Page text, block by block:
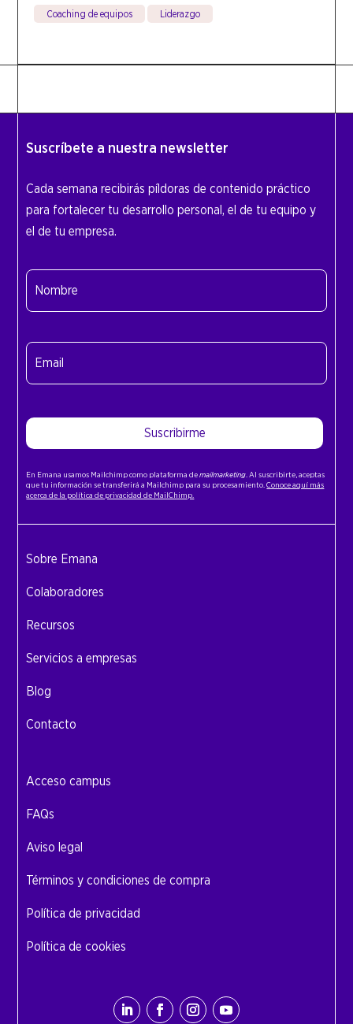
Coaching de equipos Liderazgo
Suscríbete a nuestra newsletter
Cada semana recibirás píldoras de contenido práctico
para fortalecer tu desarrollo personal, el de tu equipo y
el de tu empresa.
Nombre
(Obligatorio)
Email
(Obligatorio)
Suscribirme
En Emana usamos Mailchimp como plataforma demailmarketing . Al suscribirte, aceptas
que tu información se transferirá a Mailchimp para su procesamiento.Conoce aquí más
acerca de la política de privacidad de MailChimp.
Sobre Emana
Colaboradores
Recursos
Servicios a empresas
Blog
Contacto
Acceso campus
FAQs
Aviso legal
Términos y condiciones de compra
Política de privacidad
Política de cookies